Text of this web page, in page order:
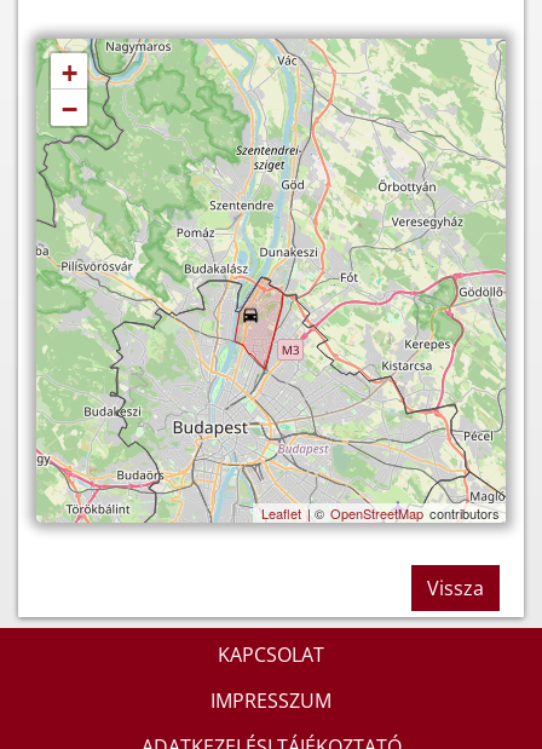
+
−
Leaflet| © OpenStreetMap contributors
Vissza
KAPCSOLAT
IMPRESSZUM